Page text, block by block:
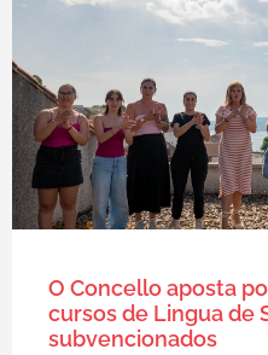
O Concello aposta
cursos de Lingua de
subvencionados